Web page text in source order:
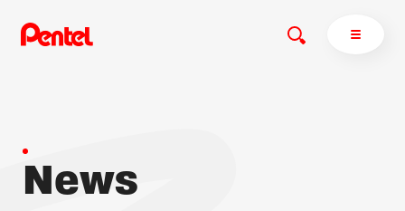
商品を探す
News